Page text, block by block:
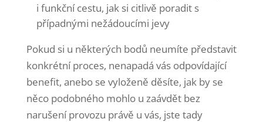
i funkční cestu, jak si citlivě poradit s
případnými nežádoucími jevy
Pokud si u některých bodů neumíte představit
konkrétní proces, nenapadá vás odpovídající
benefit, anebo se vyloženě děsíte, jak by se
něco podobného mohlo u zaávdět bez
narušení provozu právě u vás, jste tady